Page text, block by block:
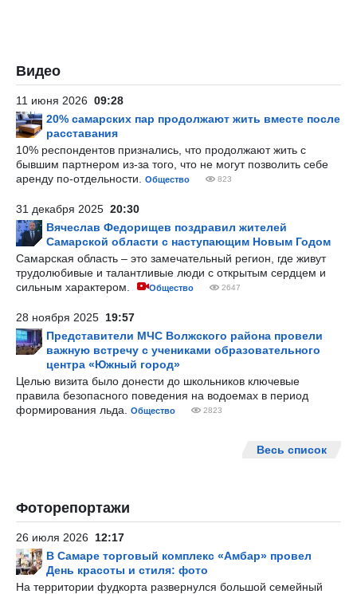
Видео
11 июня 2026 09:28
20% самарских пар продолжают жить вместе после
расставания
10% респондентов признались, что продолжают жить с
бывшим партнером из-за того, что не могут позволить себе
аренду по-отдельности.
Общество 823
31 декабря 2025 20:30
Вячеслав Федорищев поздравил жителей
Самарской области с наступающим Новым Годом
Самарская область – это замечательный регион, где живут
трудолюбивые и талантливые люди с открытым сердцем и
сильным характером.
Общество 2647
28 ноября 2025 19:57
Представители МЧС Волжского района провели
важную встречу с учениками образовательного
центра «Южный город»
Целью визита было донести до школьников ключевые
правила безопасного поведения на водоемах в период
формирования льда.
Общество 2823
Весь список
Фоторепортажи
26 июля 2026 12:17
В Самаре торговый комплекс «Амбар» провел
День красоты и стиля: фото
На территории фудкорта развернулся большой семейный